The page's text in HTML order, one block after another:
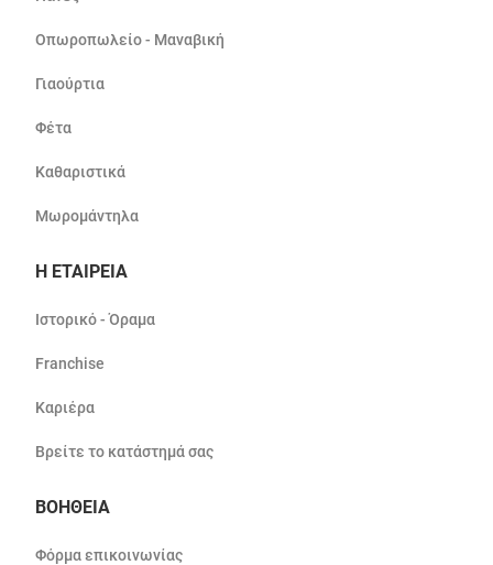
Οπωροπωλείο - Μαναβική
Γιαούρτια
Φέτα
Καθαριστικά
Μωρομάντηλα
Η ΕΤΑΙΡΕΙΑ
Ιστορικό - Όραμα
Franchise
Καριέρα
Βρείτε το κατάστημά σας
ΒΟΗΘΕΙΑ
Φόρμα επικοινωνίας